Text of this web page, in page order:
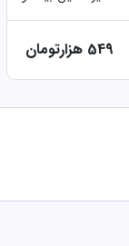
549 هزارتومان